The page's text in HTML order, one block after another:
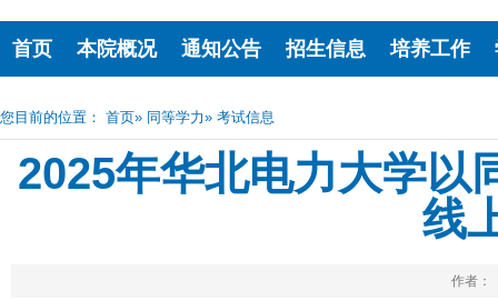
首页 本院概况 通知公告 招生信息 培养工作
您目前的位置： 首页» 同等学力» 考试信息
2025年华北电力大学以
线
作者：